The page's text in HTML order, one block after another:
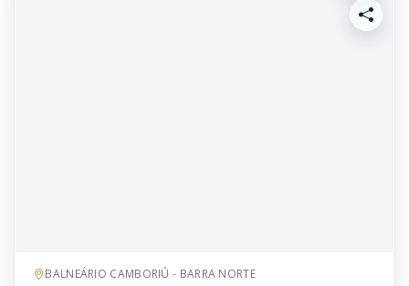
BALNEÁRIO CAMBORIÚ - BARRA NORTE